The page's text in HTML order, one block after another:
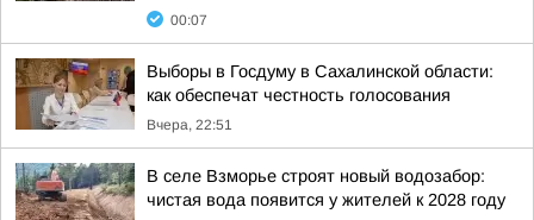
00:07
Выборы в Госдуму в Сахалинской области:
как обеспечат честность голосования
Вчера, 22:51
В селе Взморье строят новый водозабор:
чистая вода появится у жителей к 2028 году